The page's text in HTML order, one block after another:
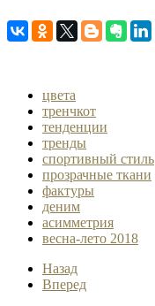
цвета
тренчкот
тенденции
тренды
спортивный стиль
прозрачные ткани
фактуры
деним
асимметрия
весна-лето 2018
Назад
Вперед